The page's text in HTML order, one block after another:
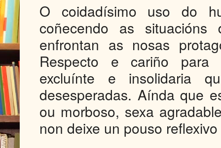
O coidadísimo uso do
coñecendo as
enfrontan as nosas
Respecto e cariño para
excluínte e insolidaria
desesperadas. Aínda que
ou morboso, sexa
non deixe un pouso